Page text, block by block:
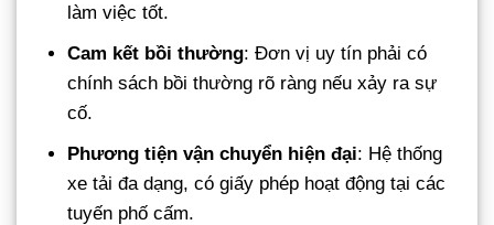
làm việc tốt.
Cam kết bồi thường: Đơn vị uy tín phải có
chính sách bồi thường rõ ràng nếu xảy ra sự
cố.
Phương tiện vận chuyển hiện đại: Hệ thống
xe tải đa dạng, có giấy phép hoạt động tại các
tuyến phố cấm.